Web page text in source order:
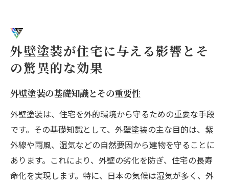
外壁塗装がもたらす心理的効果
外壁塗装で得られる耐久性向上と価値の最大化
高品質な塗料がもたらす耐久性の秘密
外壁塗装と防水性能の関連性
外壁塗装で住宅の価値を最大限に引き出す
方法
長持ちする外壁塗装の選び方
外壁塗装が住宅の資産価値に与える影響
外壁塗装が住宅に与える影響とそ
の驚異的な効果
外壁塗装の基礎知識とその重要性
外壁塗装は、住宅を外的環境から守るための重要な手段
です。その基礎知識として、外壁塗装の主な目的は、紫
外線や雨風、湿気などの自然要因から建物を守ることに
あります。これにより、外壁の劣化を防ぎ、住宅の長寿
命化を実現します。特に、日本の気候は湿気が多く、外